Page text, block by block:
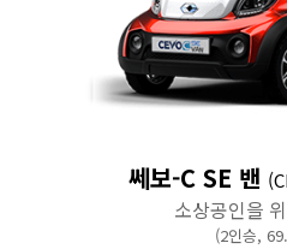
쎄보-C SE 밴
소상공인을
(2인승,